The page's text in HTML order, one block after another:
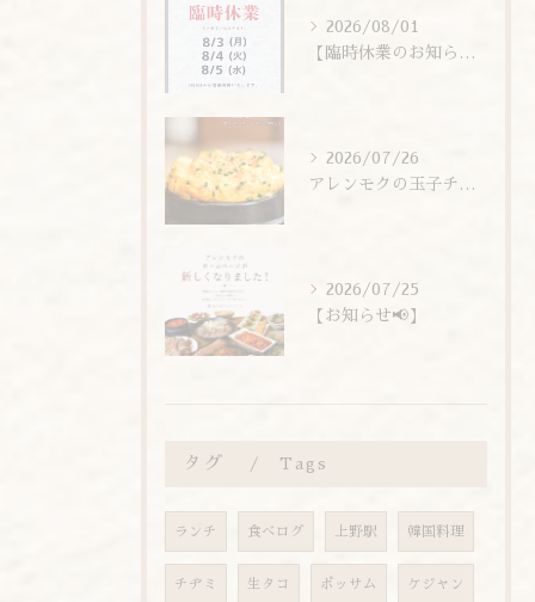
2026/08/01
【臨時休業のお知らせ】
2026/07/26
アレンモクの玉子チムは、玉子を惜しまず6個分使用しています！
2026/07/25
【お知らせ📢】
タグ Tags
ランチ 食べログ 上野駅 韓国料理
チヂミ 生タコ ポッサム ケジャン